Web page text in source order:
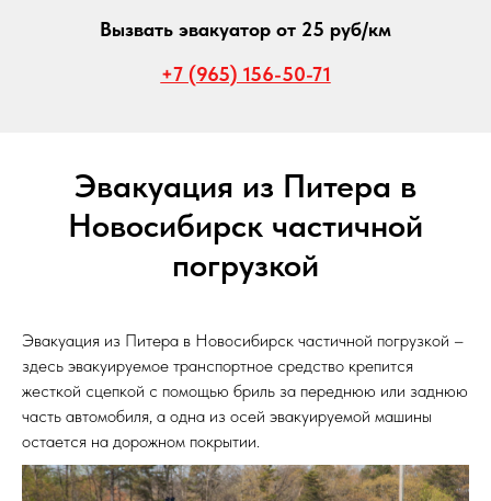
Вызвать эвакуатор от 25 руб/км
+7 (965) 156-50-71
Эвакуация из Питера в
Новосибирск частичной
погрузкой
Эвакуация из Питера в Новосибирск частичной погрузкой –
здесь эвакуируемое транспортное средство крепится
жесткой сцепкой с помощью бриль за переднюю или заднюю
часть автомобиля, а одна из осей эвакуируемой машины
остается на дорожном покрытии.